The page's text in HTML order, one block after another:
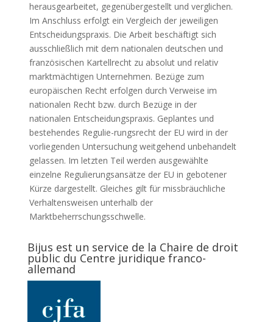
herausgearbeitet, gegenübergestellt und verglichen.
Im Anschluss erfolgt ein Vergleich der jeweiligen
Entscheidungspraxis. Die Arbeit beschäftigt sich
ausschließlich mit dem nationalen deutschen und
französischen Kartellrecht zu absolut und relativ
marktmächtigen Unternehmen. Bezüge zum
europäischen Recht erfolgen durch Verweise im
nationalen Recht bzw. durch Bezüge in der
nationalen Entscheidungspraxis. Geplantes und
bestehendes Regulie-rungsrecht der EU wird in der
vorliegenden Untersuchung weitgehend unbehandelt
gelassen. Im letzten Teil werden ausgewählte
einzelne Regulierungsansätze der EU in gebotener
Kürze dargestellt. Gleiches gilt für missbräuchliche
Verhaltensweisen unterhalb der
Marktbeherrschungsschwelle.
Bijus est un service de la Chaire de droit
public du Centre juridique franco-
allemand